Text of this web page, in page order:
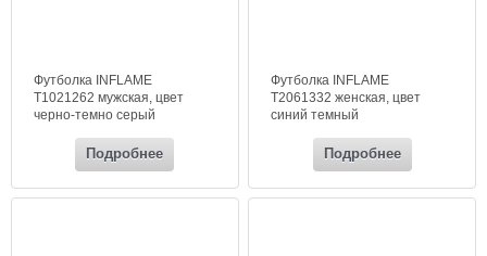
Футболка INFLAME
T1021262 мужская, цвет
черно-темно серый
Подробнее
Футболка INFLAME
T2061332 женская, цвет
синий темный
Подробнее